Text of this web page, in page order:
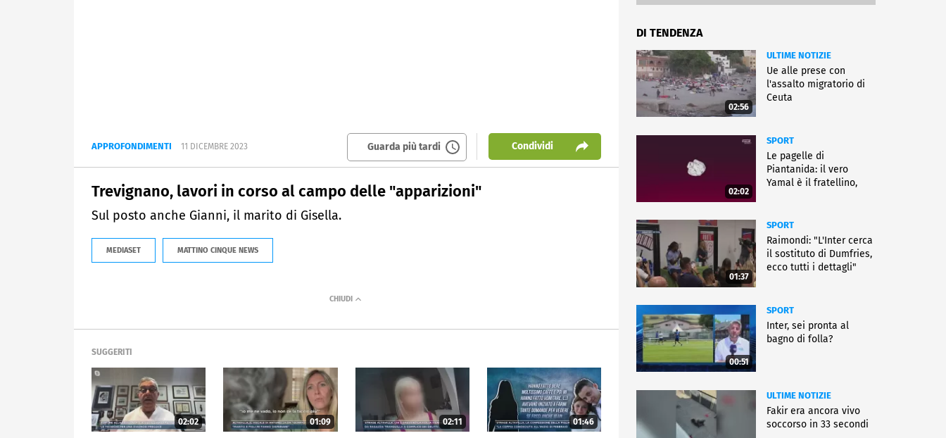
APPROFONDIMENTI 11 DICEMBRE 2023 Guarda più tardi Condividi
Trevignano, lavori in corso al campo delle "apparizioni"
Sul posto anche Gianni, il marito di Gisella.
MEDIASET MATTINO CINQUE NEWS
SUGGERITI
02:02 01:09 02:11 01:46
DI TENDENZA
02:56
ULTIME NOTIZIE
Ue alle prese con
l'assalto migratorio di
Ceuta
02:02
SPORT
Le pagelle di
Piantanida: il vero
Yamal è il fratellino,
01:37
SPORT
Raimondi: "L'Inter cerca
il sostituto di Dumfries,
ecco tutti i dettagli"
00:51
SPORT
Inter, sei pronta al
bagno di folla?
ULTIME NOTIZIE
Fakir era ancora vivo
soccorso in 33 secondi